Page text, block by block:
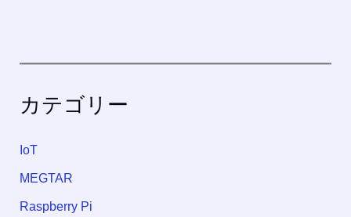
カテゴリー
IoT
MEGTAR
Raspberry Pi